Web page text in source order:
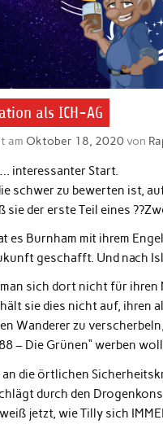
als ICH-AG
am Oktober 18, 2020von
interessanter Start.
schwer zu bewerten ist,
sie der erste Teil eines
es Burnham mit ihrem
geschafft. Und nach
sich dort nicht für ihren
sie dies nicht auf, ihren
Wanderer zu
– Die Grünen“ werben
an die örtlichen
durch den
jetzt, wie Tilly sich